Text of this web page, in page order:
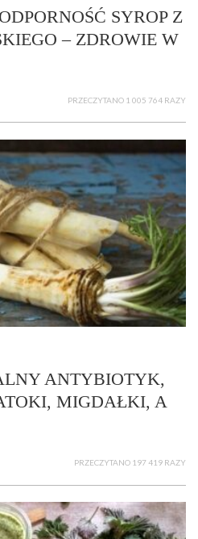
SYROP Z
– ZDROWIE W
PRZECZYTANO 1 005 764 RAZY
ANTYBIOTYK,
MIGDAŁKI, A
PRZECZYTANO 197 419 RAZY